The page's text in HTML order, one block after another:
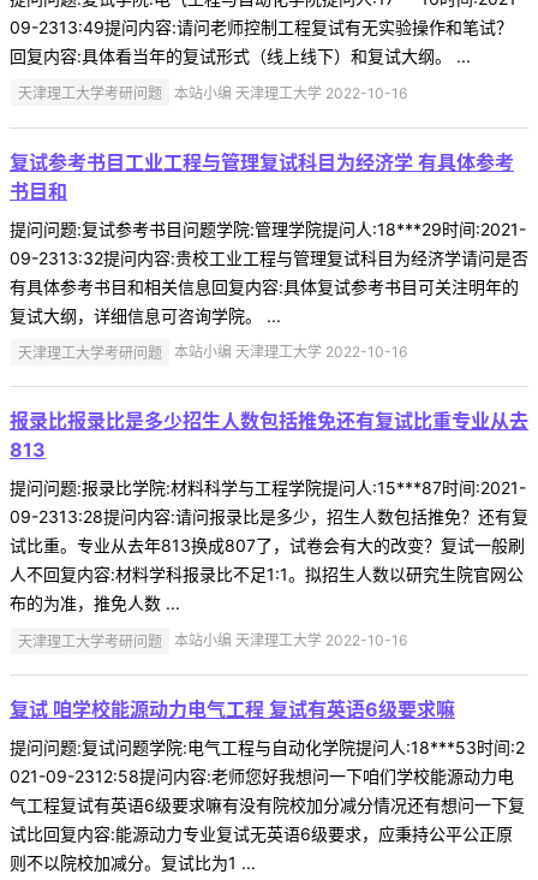
09-2313:49提问内容:请问老师控制工程复试有无实验操作和笔试？
回复内容:具体看当年的复试形式（线上线下）和复试大纲。 ...
天津理工大学考研问题 本站小编 天津理工大学 2022-10-16
复试参考书目工业工程与管理复试科目为经济学 有具体参考
书目和
提问问题:复试参考书目问题学院:管理学院提问人:18***29时间:2021-
09-2313:32提问内容:贵校工业工程与管理复试科目为经济学请问是否
有具体参考书目和相关信息回复内容:具体复试参考书目可关注明年的
复试大纲，详细信息可咨询学院。 ...
天津理工大学考研问题 本站小编 天津理工大学 2022-10-16
报录比报录比是多少招生人数包括推免还有复试比重专业从去
813
提问问题:报录比学院:材料科学与工程学院提问人:15***87时间:2021-
09-2313:28提问内容:请问报录比是多少，招生人数包括推免？还有复
试比重。专业从去年813换成807了，试卷会有大的改变？复试一般刷
人不回复内容:材料学科报录比不足1:1。拟招生人数以研究生院官网公
布的为准，推免人数 ...
天津理工大学考研问题 本站小编 天津理工大学 2022-10-16
复试 咱学校能源动力电气工程 复试有英语6级要求嘛
提问问题:复试问题学院:电气工程与自动化学院提问人:18***53时间:2
021-09-2312:58提问内容:老师您好我想问一下咱们学校能源动力电
气工程复试有英语6级要求嘛有没有院校加分减分情况还有想问一下复
试比回复内容:能源动力专业复试无英语6级要求，应秉持公平公正原
则不以院校加减分。复试比为1 ...